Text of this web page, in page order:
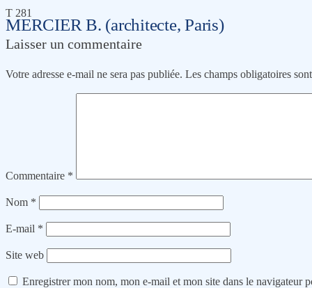
MERCIER B. (architecte, Paris)
T 281
Laisser un commentaire
Votre adresse e-mail ne sera pas publiée. Les champs obligatoires
Commentaire *
Nom *
E-mail *
Site web
Enregistrer mon nom, mon e-mail et mon site dans le navigateur